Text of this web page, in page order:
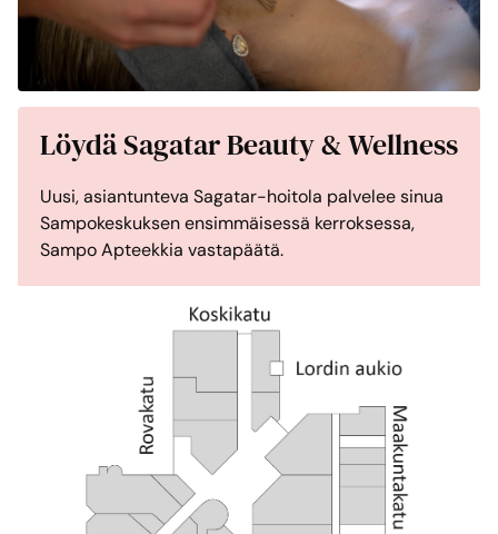
Löydä Sagatar Beauty & Wellness
Uusi, asiantunteva Sagatar-hoitola palvelee sinua
Sampokeskuksen ensimmäisessä kerroksessa,
Sampo Apteekkia vastapäätä.